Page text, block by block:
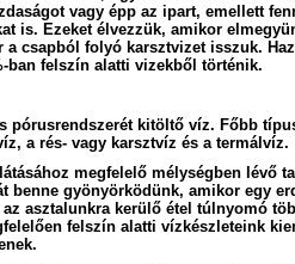
vagy épp az ipart, emellett
is. Ezeket élvezzük, amikor
csapból folyó karsztvizet isszuk.
ban felszín alatti vizekből történik.
pórusrendszerét kitöltő víz. Főbb
a rés- vagy karsztvíz és a termálvíz.
megfelelő mélységben lévő
benne gyönyörködünk, amikor egy
asztalunkra kerülő étel túlnyomó
felszín alatti vízkészleteink